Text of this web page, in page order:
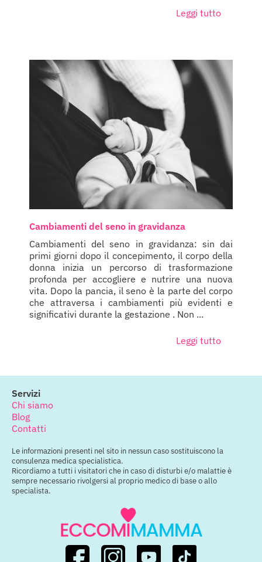
Leggi tutto
Cambiamenti del seno in gravidanza
Cambiamenti del seno in gravidanza: sin dai
primi giorni dopo il concepimento, il corpo della
donna inizia un percorso di trasformazione
profonda per accogliere e nutrire una nuova
vita. Dopo la pancia, il seno è la parte del corpo
che attraversa i cambiamenti più evidenti e
significativi durante la gestazione . Non ...
Leggi tutto
Servizi
Chi siamo
Blog
Contatti
Le informazioni presenti nel sito in nessun caso sostituiscono la
consulenza medica specialistica.
Ricordiamo a tutti i visitatori che in caso di disturbi e/o malattie è
sempre necessario rivolgersi al proprio medico di base o allo
specialista.